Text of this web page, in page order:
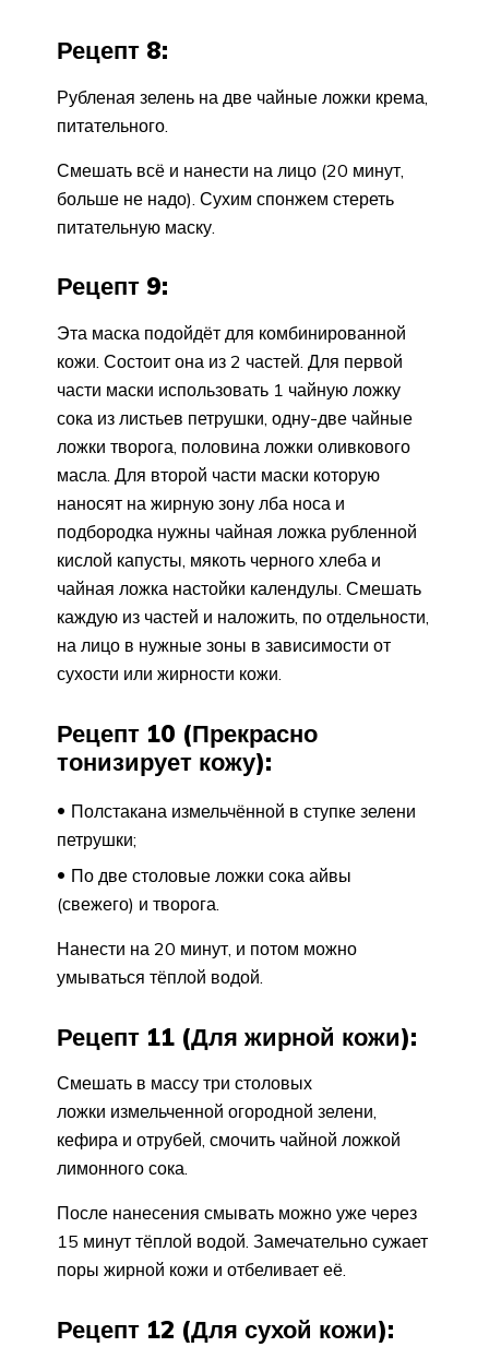
Рецепт 8:
Рубленая зелень на две чайные ложки крема,
питательного.
Смешать всё и нанести на лицо (20 минут,
больше не надо). Сухим спонжем стереть
питательную маску.
Рецепт 9:
Эта маска подойдёт для комбинированной
кожи. Состоит она из 2 частей. Для первой
части маски использовать 1 чайную ложку
сока из листьев петрушки, одну-две чайные
ложки творога, половина ложки оливкового
масла. Для второй части маски которую
наносят на жирную зону лба носа и
подбородка нужны чайная ложка рубленной
кислой капусты, мякоть черного хлеба и
чайная ложка настойки календулы. Смешать
каждую из частей и наложить, по отдельности,
на лицо в нужные зоны в зависимости от
сухости или жирности кожи.
Рецепт 10 (Прекрасно
тонизирует кожу):
Полстакана измельчённой в ступке зелени
петрушки;
По две столовые ложки сока айвы
(свежего) и творога.
Нанести на 20 минут, и потом можно
умываться тёплой водой.
Рецепт 11 (Для жирной кожи):
Смешать в массу три столовых
ложки измельченной огородной зелени,
кефира и отрубей, смочить чайной ложкой
лимонного сока.
После нанесения смывать можно уже через
15 минут тёплой водой. Замечательно сужает
поры жирной кожи и отбеливает её.
Рецепт 12 (Для сухой кожи):